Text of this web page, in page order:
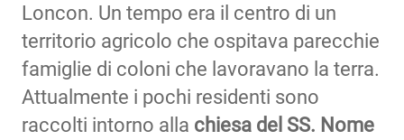
Loncon. Un tempo era il centro di un
territorio agricolo che ospitava parecchie
famiglie di coloni che lavoravano la terra.
Attualmente i pochi residenti sono
raccolti intorno alla chiesa del SS. Nome